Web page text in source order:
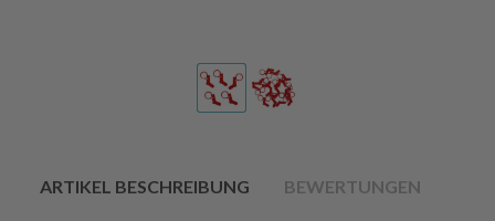
ARTIKEL BESCHREIBUNG BEWERTUNGEN